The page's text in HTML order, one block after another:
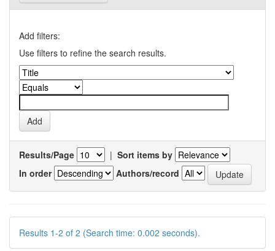
Add filters:
Use filters to refine the search results.
Results/Page | Sort items by
In order
Authors/record
Results 1-2 of 2 (Search time: 0.002 seconds).